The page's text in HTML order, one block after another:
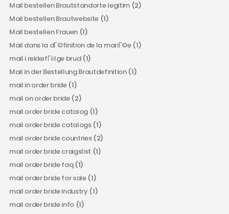
Mail bestellen Brautstandorte legitim(2)
Mail bestellen Brautwebsite (1)
Mail bestellen Frauen (1)
Mail dans la dГ©finition de la mariГ©e(1)
mail i rekkefГёlge brud(1)
Mail in der Bestellung Brautdefinition(1)
mail in order bride(1)
mail on order bride(2)
mail order bride catalog (1)
mail order bride catalogs(1)
mail order bride countries(2)
mail order bride craigslist (1)
mail order bride faq(1)
mail order bride for sale(1)
mail order bride industry(1)
mail order bride info (1)